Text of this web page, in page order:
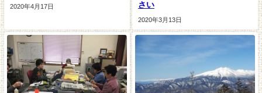
2020年4月17日
さい
2020年3月13日